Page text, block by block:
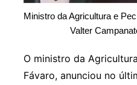
Ministro da Agricultura e
Valter
O ministro da
Fávaro, anunciou no